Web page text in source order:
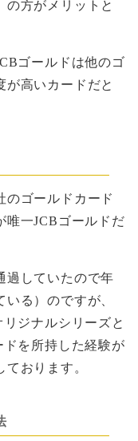
の方がメリットと
ゴールドは他のゴ
が高いカードだと
のゴールドカード
唯一JCBゴールドだ
過していたので年
る）のですが、
ジナルシリーズと
を所持した経験が
おります。